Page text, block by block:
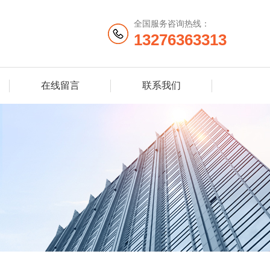
全国服务咨询热线：
13276363313
在线留言 联系我们